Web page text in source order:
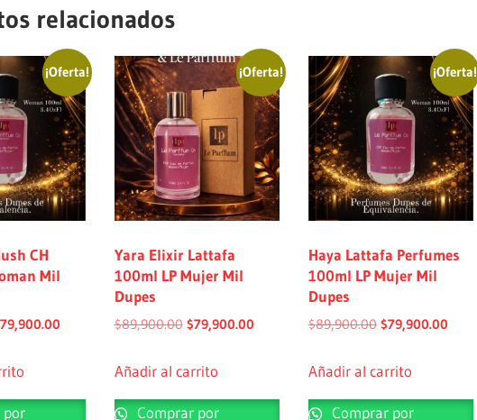
relacionados
¡Oferta!
CH
Mil
79,900.00
por
¡Oferta!
Yara Elixir Lattafa
100ml LP Mujer Mil
Dupes
$89,900.00 $79,900.00
Añadir al carrito
Comprar por
¡Oferta!
Haya Lattafa Perfumes
100ml LP Mujer Mil
Dupes
$89,900.00 $79,900.00
Añadir al carrito
Comprar por